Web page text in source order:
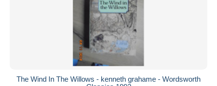
The Wind In The Willows - kenneth grahame - Wordsworth